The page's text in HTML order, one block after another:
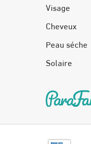
Visage
Cheveux
Peau séche
Solaire